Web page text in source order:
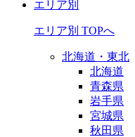
エリア別
エリア別 TOPへ
北海道・東北
北海道
青森県
岩手県
宮城県
秋田県